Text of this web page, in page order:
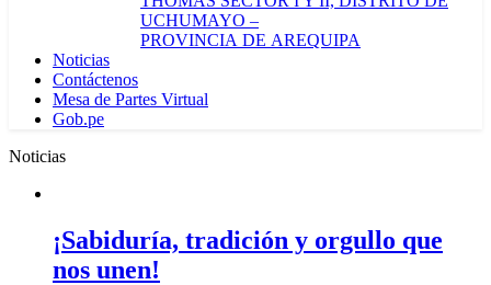
UCHUMAYO –
PROVINCIA DE AREQUIPA
Noticias
Contáctenos
Mesa de Partes Virtual
Gob.pe
Noticias
¡Sabiduría, tradición y orgullo que
nos unen!